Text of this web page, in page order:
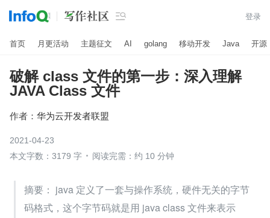
 登录
首页 月更活动 主题征文 AI golang 移动开发 Java 开源
破解 class 文件的第一步：深入理解
JAVA Class 文件
作者： 华为云开发者联盟
2021-04-23
本文字数：3179 字
阅读完需：约 10 分钟
摘要： java 定义了一套与操作系统，硬件无关的字节
码格式，这个字节码就是用 java class 文件来表示